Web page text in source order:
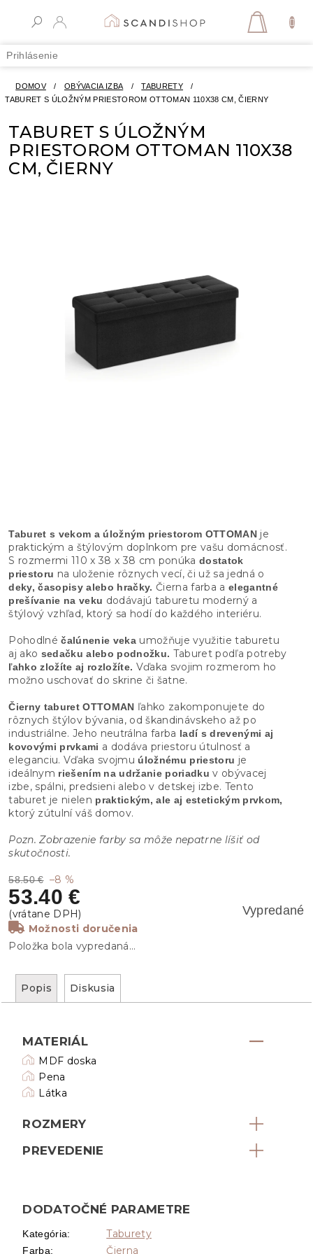
Prihlásenie
DOMOV / OBÝVACIA IZBA / TABURETY
/
TABURET S ÚLOŽNÝM PRIESTOROM OTTOMAN 110X38 CM, ČIERNY
TABURET S ÚLOŽNÝM
PRIESTOROM OTTOMAN 110X38
CM, ČIERNY
58.50 € –8 %
53.40 €
Vypredané
Možnosti doručenia
Položka bola vypredaná…
Taburet s vekom a úložným priestorom OTTOMANje
praktickým a štýlovým doplnkom pre vašu domácnosť.
S rozmermi 110 x 38 x 38 cm ponúka dostatok
priestoru na uloženie rôznych vecí, či už sa jedná o
deky, časopisy alebo hračky. Čierna farba a elegantné
prešívanie na veku dodávajú taburetu moderný a
štýlový vzhľad, ktorý sa hodí do každého interiéru.
Pohodlnéčalúnenie vekaumožňuje využitie taburetu
aj ako sedačku alebo podnožku. Taburet podľa potreby
ľahko zložíte aj rozložíte. Vďaka svojim rozmerom ho
možno uschovať do skrine či šatne.
Čierny taburet OTTOMAN ľahko zakomponujete do
rôznych štýlov bývania, od škandinávskeho až po
industriálne. Jeho neutrálna farba ladí s drevenými aj
kovovými prvkami a dodáva priestoru útulnosť a
eleganciu. Vďaka svojmu úložnému priestoru je
ideálnym riešením na udržanie poriadku v obývacej
izbe, spálni, predsieni alebo v detskej izbe. Tento
taburet je nielen praktickým, ale aj estetickým prvkom,
ktorý zútulní váš domov.
Pozn. Zobrazenie farby sa môže nepatrne líšiť od
skutočnosti.
Popis Diskusia
MATERIÁL
MDF doska
Pena
Látka
ROZMERY
PREVEDENIE
DODATOČNÉ PARAMETRE
Kategória: Taburety
Farba: Čierna